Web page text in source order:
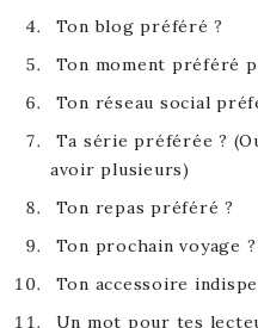
Ton blog préféré ?
Ton moment préféré
Ton réseau social
Ta série préférée ?
avoir plusieurs)
Ton repas préféré ?
Ton prochain voyage ?
Ton accessoire
Un mot pour tes